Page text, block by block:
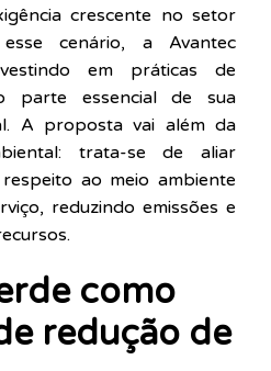
crescente no setor
cenário, a Avantec
em práticas de
parte essencial de sua
A proposta vai além da
trata-se de aliar
ao meio ambiente
reduzindo emissões e
como
redução de